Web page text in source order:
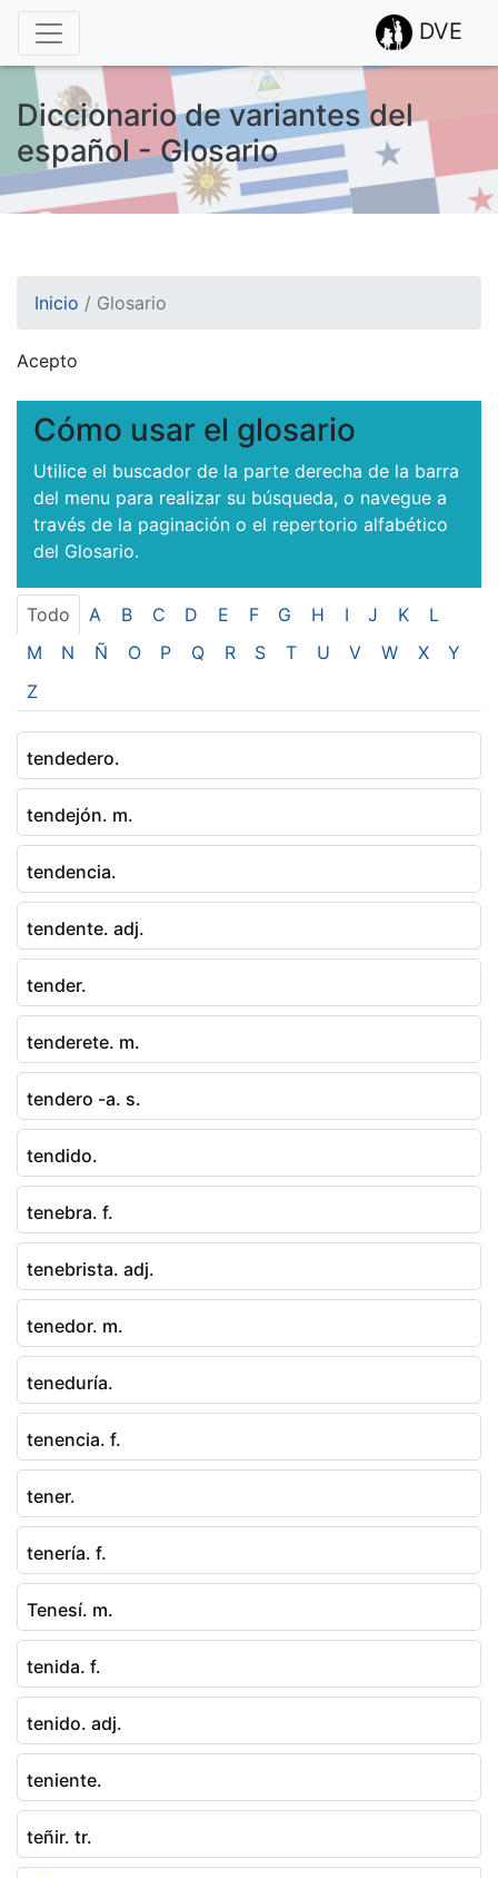
DVE
Diccionario de variantes del
español - Glosario
Inicio / Glosario
Acepto
Esto nos ayuda a recolectar estadísticas de las visitas.
Cómo usar el glosario
Utilice el buscador de la parte derecha de la barra
del menu para realizar su búsqueda, o navegue a
través de la paginación o el repertorio alfabético
del Glosario.
Todo A B C D E F G H I J K
L
M
N Ñ O P Q R S T U V W X
Y
Z
tendedero.
tendejón. m.
tendencia.
tendente. adj.
tender.
tenderete. m.
tendero -a. s.
tendido.
tenebra. f.
tenebrista. adj.
tenedor. m.
teneduría.
tenencia. f.
tener.
tenería. f.
Tenesí. m.
tenida. f.
tenido. adj.
teniente.
teñir. tr.